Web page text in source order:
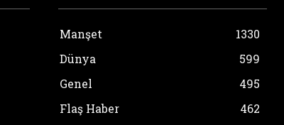
Manşet
1330
Dünya
599
Genel
495
Flaş Haber
462